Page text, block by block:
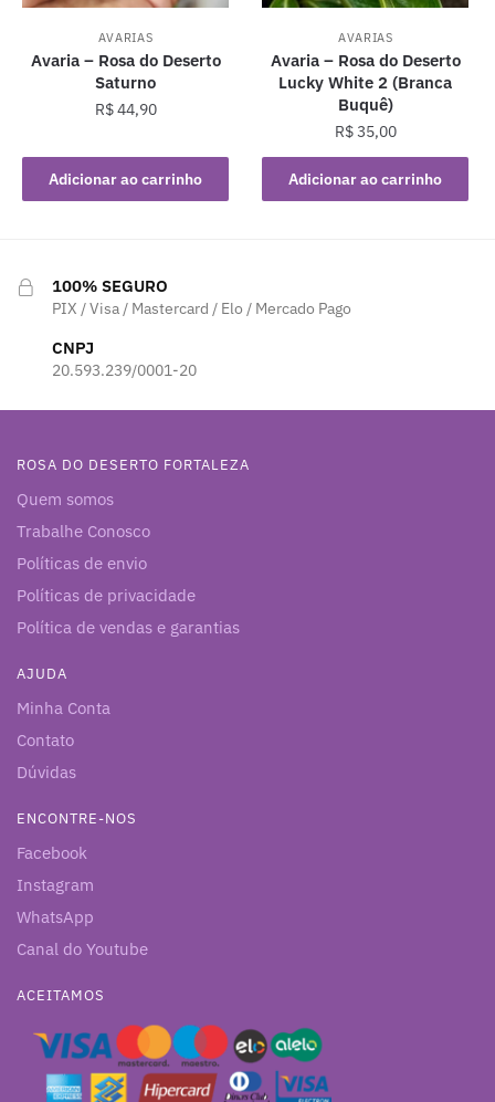
AVARIAS
Avaria – Rosa do Deserto
Saturno
R$44,90
Adicionar ao carrinho
AVARIAS
Avaria – Rosa do Deserto
Lucky White 2 (Branca
Buquê)
R$35,00
Adicionar ao carrinho
100% SEGURO
PIX / Visa / Mastercard / Elo / Mercado Pago
CNPJ
20.593.239/0001-20
ROSA DO DESERTO FORTALEZA
Quem somos
Trabalhe Conosco
Políticas de envio
Políticas de privacidade
Política de vendas e garantias
AJUDA
Minha Conta
Contato
Dúvidas
ENCONTRE-NOS
Facebook
Instagram
WhatsApp
Canal do Youtube
ACEITAMOS